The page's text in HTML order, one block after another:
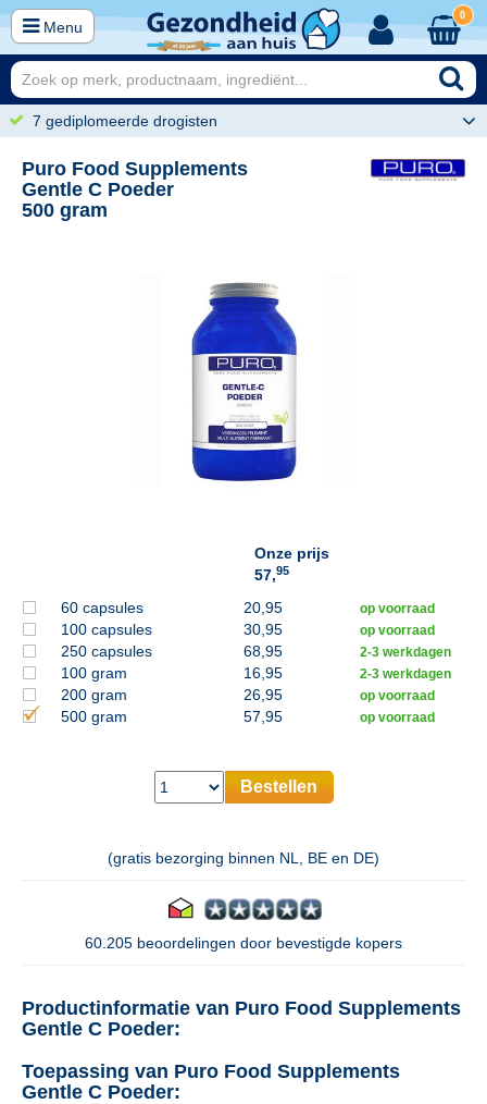
Menu
0
7 gediplomeerde drogisten
Puro Food Supplements
Gentle C Poeder
500 gram
Onze prijs
57,95
60 capsules 20,95 op voorraad
100 capsules 30,95 op voorraad
250 capsules 68,95 2-3 werkdagen
100 gram 16,95 2-3 werkdagen
200 gram 26,95 op voorraad
500 gram 57,95 op voorraad
Bestellen
(gratis bezorging binnen NL, BE en DE)
60.205 beoordelingen door bevestigde kopers
Productinformatie van Puro Food Supplements
Gentle C Poeder:
Toepassing van Puro Food Supplements
Gentle C Poeder: